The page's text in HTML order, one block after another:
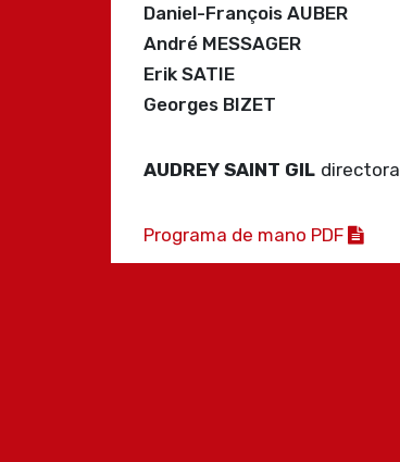
Daniel-François AUBER
André MESSAGER
Erik SATIE
Georges BIZET
AUDREY SAINT GIL directora
Programa de mano PDF